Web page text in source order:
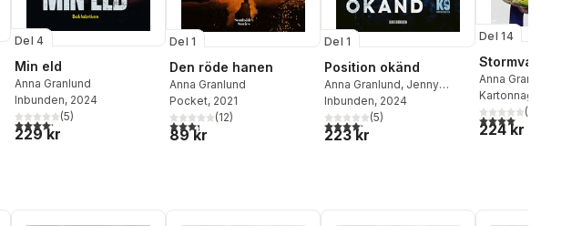
Del 4
Min eld
Anna Granlund
Inbunden, 2024
4,2utav 5 stjärnor. Totalt antal röster:
(5)
229 kr
Del 1
Den röde hanen
Anna Granlund
Pocket, 2021
3,3utav 5 stjärnor. Totalt antal röster:
(12)
89 kr
Del 1
Position okänd
Anna Granlund, Jenny
Helldahl
Inbunden, 2024
4,2utav 5 stjärnor. Totalt antal röster:
(5)
223 kr
Del 14
Stormvarning
Anna Granlund
Kartonnage
4,0utav 5(
224 kr